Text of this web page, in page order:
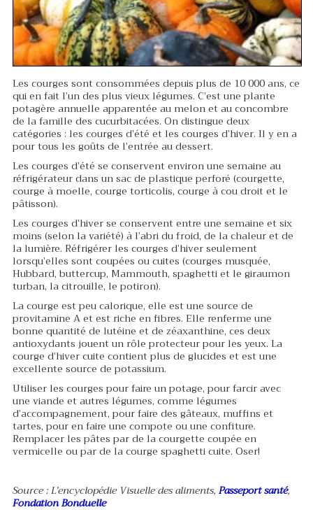
Les courges sont consommées depuis plus de 10 000 ans, ce
qui en fait l’un des plus vieux légumes. C’est une plante
potagère annuelle apparentée au melon et au concombre
de la famille des cucurbitacées. On distingue deux
catégories : les courges d’été et les courges d’hiver. Il y en a
pour tous les goûts de l’entrée au dessert.
Les courges d’été se conservent environ une semaine au
réfrigérateur dans un sac de plastique perforé (courgette,
courge à moelle, courge torticolis, courge à cou droit et le
pâtisson).
Les courges d’hiver se conservent entre une semaine et six
moins (selon la variété) à l’abri du froid, de la chaleur et de
la lumière. Réfrigérer les courges d’hiver seulement
lorsqu’elles sont coupées ou cuites (courges musquée,
Hubbard, buttercup, Mammouth, spaghetti et le giraumon
turban, la citrouille, le potiron).
La courge est peu calorique, elle est une source de
provitamine A et est riche en fibres. Elle renferme une
bonne quantité de lutéine et de zéaxanthine, ces deux
antioxydants jouent un rôle protecteur pour les yeux. La
courge d’hiver cuite contient plus de glucides et est une
excellente source de potassium.
Utiliser les courges pour faire un potage, pour farcir avec
une viande et autres légumes, comme légumes
d’accompagnement, pour faire des gâteaux, muffins et
tartes, pour en faire une compote ou une confiture.
Remplacer les pâtes par de la courgette coupée en
vermicelle ou par de la courge spaghetti cuite. Oser!
Source : L’encyclopédie Visuelle des aliments, Passeport santé,
Fondation Bonduelle